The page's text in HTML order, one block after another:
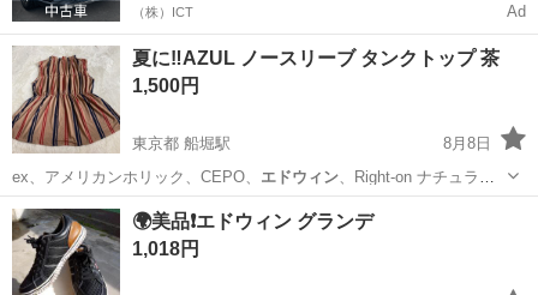
（株）ICT Ad
夏に‼️AZUL ノースリーブ タンクトップ 茶
1,500円
東京都 船堀駅
8月8日
ex、アメリカンホリック、CEPO、 エドウィン、Right-on ナチュラル
ビュー…
東京 江戸川区 船堀駅 服/ファッション
🌍美品❗️エドウィン グランデ
1,018円